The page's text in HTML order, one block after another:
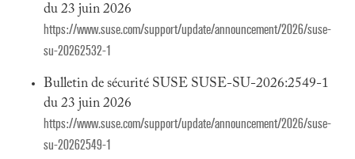
du 23 juin 2026
https://www.suse.com/support/update/announcement/2026/suse-
su-20262532-1
Bulletin de sécurité SUSE SUSE-SU-2026:2549-1
du 23 juin 2026
https://www.suse.com/support/update/announcement/2026/suse-
su-20262549-1